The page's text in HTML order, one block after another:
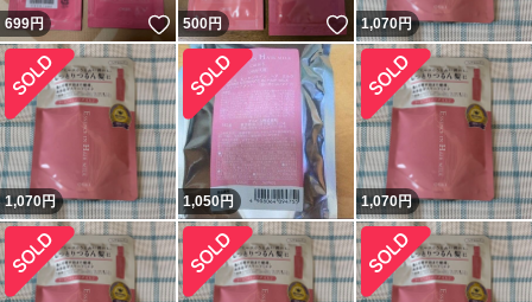
699円 いいね！
500円 いいね！
1,070円
1,070円 1,050円 1,070円